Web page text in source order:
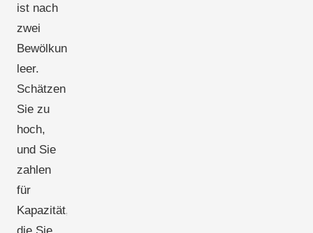
ist nach
zwei
Bewölkungstagen
leer.
Schätzen
Sie zu
hoch,
und Sie
zahlen
für
Kapazität,
die Sie